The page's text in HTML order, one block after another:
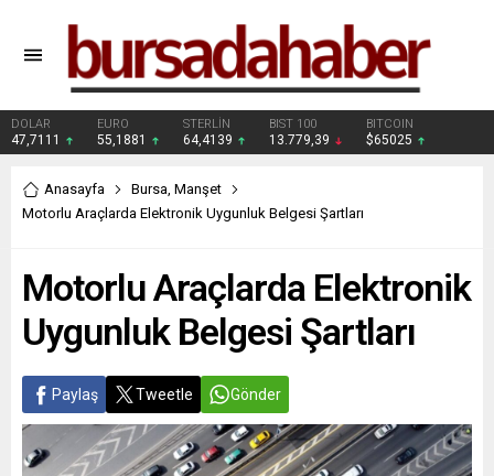
DOLAR
47,7111
EURO
55,1881
STERLİN
64,4139
BIST 100
13.779,39
BITCOIN
$65025
Anasayfa Bursa, Manşet
Motorlu Araçlarda Elektronik Uygunluk Belgesi Şartları
Motorlu Araçlarda Elektronik
Uygunluk Belgesi Şartları
Paylaş Tweetle Gönder